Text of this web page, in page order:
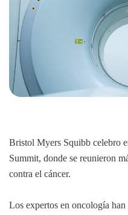
Bristol Myers Squibb celebro
Summit, donde se reunieron
contra el cáncer.
Los expertos en oncología